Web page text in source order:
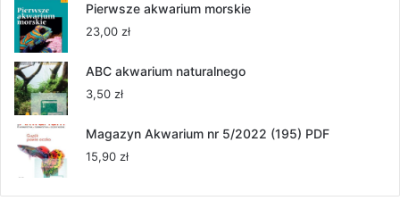
Pierwsze akwarium morskie
23,00 zł
ABC akwarium naturalnego
3,50 zł
Magazyn Akwarium nr 5/2022 (195) PDF
15,90 zł